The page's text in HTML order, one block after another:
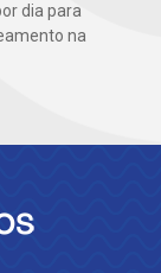
dia para
na